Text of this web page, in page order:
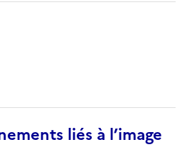
liés à l’image